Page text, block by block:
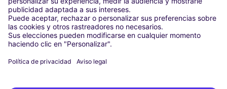
CARSHARING